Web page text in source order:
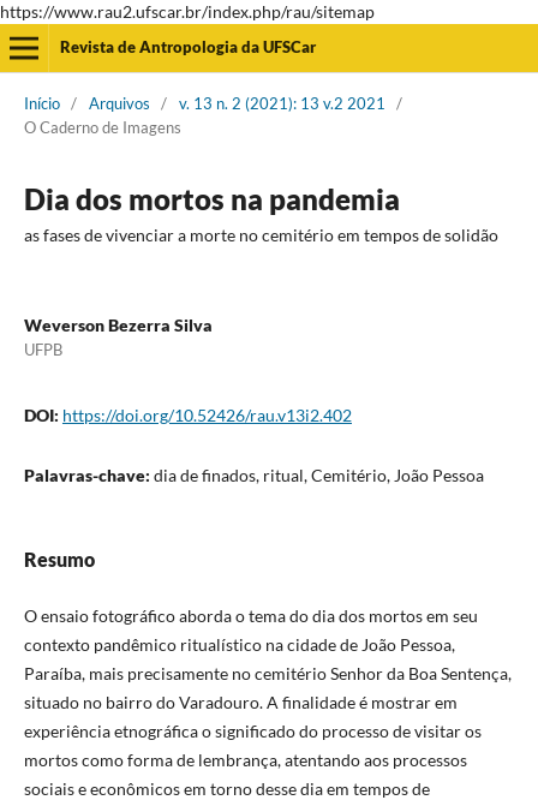
https://www.rau2.ufscar.br/index.php/rau/sitemap
Revista de Antropologia da UFSCar
Início / Arquivos / v. 13 n. 2 (2021): 13 v.2 2021
/
O Caderno de Imagens
Dia dos mortos na pandemia
as fases de vivenciar a morte no cemitério em tempos de solidão
Weverson Bezerra Silva
UFPB
DOI: https://doi.org/10.52426/rau.v13i2.402
Palavras-chave: dia de finados, ritual, Cemitério, João Pessoa
Resumo
O ensaio fotográfico aborda o tema do dia dos mortos em seu
contexto pandêmico ritualístico na cidade de João Pessoa,
Paraíba, mais precisamente no cemitério Senhor da Boa Sentença,
situado no bairro do Varadouro. A finalidade é mostrar em
experiência etnográfica o significado do processo de visitar os
mortos como forma de lembrança, atentando aos processos
sociais e econômicos em torno desse dia em tempos de